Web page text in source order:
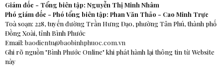
Giám đốc - Tổng biên tập: Nguyễn Thị Minh Nhâm
Phó giám đốc - Phó tổng biên tập: Phan Văn Thảo - Cao Minh Trực
Toà soạn: 228, tuyến đường Trần Hưng Đạo, phường Tân Phú, thành phố
Đồng Xoài, tỉnh Bình Phước
Email: baodientu@baobinhphuoc.com.vn
Ghi rõ nguồn "Bình Phước Online" khi phát hành lại thông tin từ Website
này